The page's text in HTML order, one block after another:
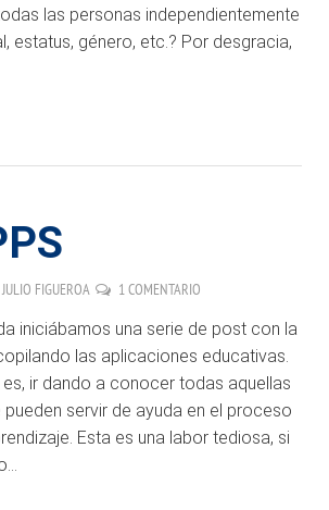
las personas independientemente
estatus, género, etc.? Por desgracia,
JULIO FIGUEROA 1 COMENTARIO
iniciábamos una serie de post con la
las aplicaciones educativas.
es, ir dando a conocer todas aquellas
pueden servir de ayuda en el proceso
Esta es una labor tediosa, si